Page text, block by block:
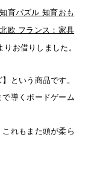
育パズル 知育おも
欧 フランス：家具
りお借りしました。
という商品です。
導くボードゲーム
れもまた頭が柔ら